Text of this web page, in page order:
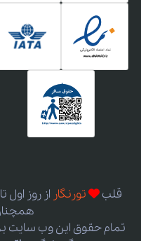
قلب تورنگار از روز اول
تمام حقوق این وب سایت